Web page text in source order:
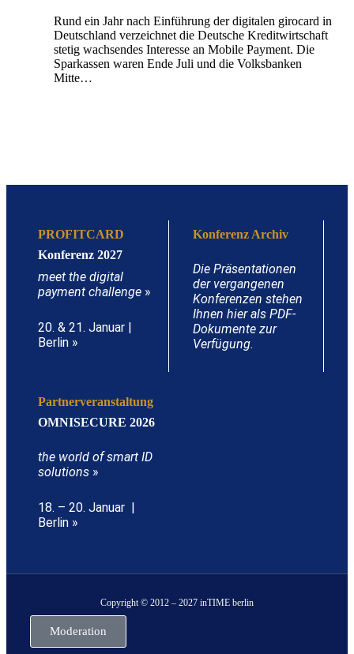
Rund ein Jahr nach Einführung der digitalen girocard in
Deutschland verzeichnet die Deutsche Kreditwirtschaft
stetig wachsendes Interesse an Mobile Payment. Die
Sparkassen waren Ende Juli und die Volksbanken
Mitte…
PROFITCARD
Konferenz 2027
meet the digital
payment challenge »
20. & 21. Januar |
Berlin »
Konferenz Archiv
Die Präsentationen
der vergangenen
Konferenzen stehen
Ihnen hier als PDF-
Dokumente zur
Verfügung.
Partnerveranstaltung
OMNISECURE 2026
the world of smart ID
solutions »
18. – 20. Januar |
Berlin »
Copyright © 2012 – 2027 inTIME berlin
Moderation